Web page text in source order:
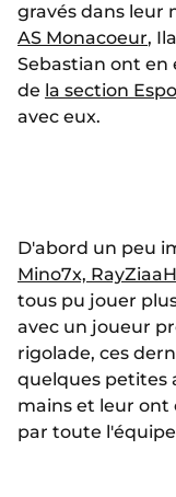
gravés dans leur
AS Monacoeur,
Sebastian ont
de la section
avec eux.
D'abord un peu
Mino7x,
tous pu jouer
avec un joueur
rigolade, ces
quelques petites
mains et leur ont
par toute